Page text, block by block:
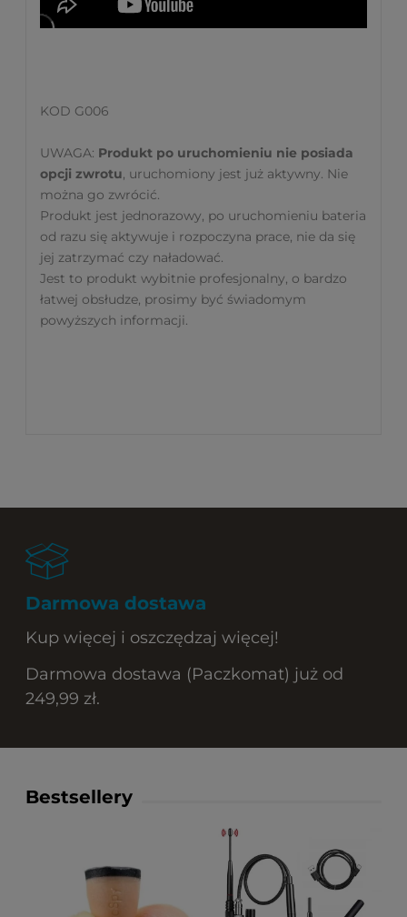
KOD G006
UWAGA: Produkt po uruchomieniu nie posiada
opcji zwrotu, uruchomiony jest już aktywny. Nie
można go zwrócić.
Produkt jest jednorazowy, po uruchomieniu bateria
od razu się aktywuje i rozpoczyna prace, nie da się
jej zatrzymać czy naładować.
Jest to produkt wybitnie profesjonalny, o bardzo
łatwej obsłudze, prosimy być świadomym
powyższych informacji.
Darmowa dostawa
Kup więcej i oszczędzaj więcej!
Darmowa dostawa (Paczkomat) już od
249,99 zł.
Bestsellery